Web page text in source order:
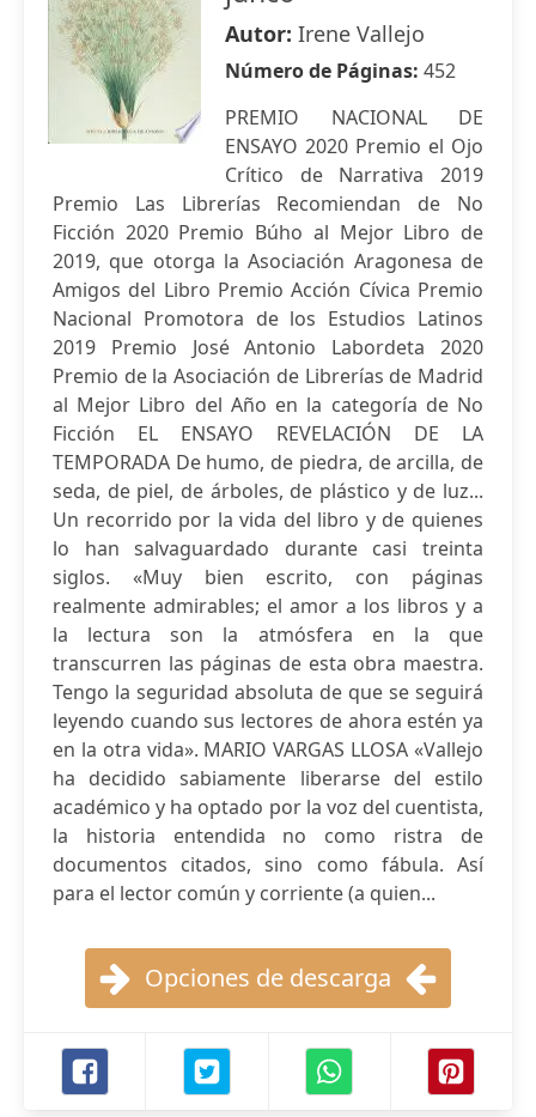
Autor: Irene Vallejo
Número de Páginas: 452
PREMIO NACIONAL DE
ENSAYO 2020 Premio el Ojo
Crítico de Narrativa 2019
Premio Las Librerías Recomiendan de No
Ficción 2020 Premio Búho al Mejor Libro de
2019, que otorga la Asociación Aragonesa de
Amigos del Libro Premio Acción Cívica Premio
Nacional Promotora de los Estudios Latinos
2019 Premio José Antonio Labordeta 2020
Premio de la Asociación de Librerías de Madrid
al Mejor Libro del Año en la categoría de No
Ficción EL ENSAYO REVELACIÓN DE LA
TEMPORADA De humo, de piedra, de arcilla, de
seda, de piel, de árboles, de plástico y de luz...
Un recorrido por la vida del libro y de quienes
lo han salvaguardado durante casi treinta
siglos. «Muy bien escrito, con páginas
realmente admirables; el amor a los libros y a
la lectura son la atmósfera en la que
transcurren las páginas de esta obra maestra.
Tengo la seguridad absoluta de que se seguirá
leyendo cuando sus lectores de ahora estén ya
en la otra vida». MARIO VARGAS LLOSA «Vallejo
ha decidido sabiamente liberarse del estilo
académico y ha optado por la voz del cuentista,
la historia entendida no como ristra de
documentos citados, sino como fábula. Así
para el lector común y corriente (a quien...
Opciones de descarga